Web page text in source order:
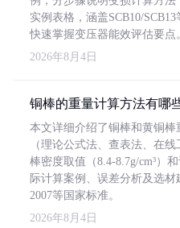
实例表格，涵盖SCB10/
快速掌握变压器能效评估要点
2026年8月4日
铜棒的重量计算方法有哪
本文详细介绍了铜棒和黄铜
（理论公式法、查表法、在
棒密度取值（8.4-8.7g/cm³）
际计算案例、误差分析及选材
2007等国家标准。
2026年8月4日